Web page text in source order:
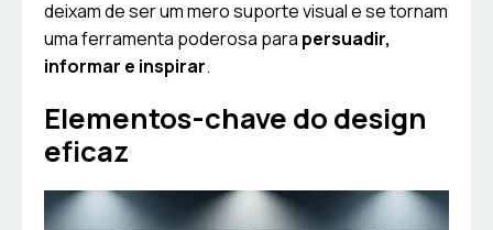
deixam de ser um mero suporte visual e se tornam
uma ferramenta poderosa para persuadir,
informar e inspirar.
Elementos-chave do design
eficaz